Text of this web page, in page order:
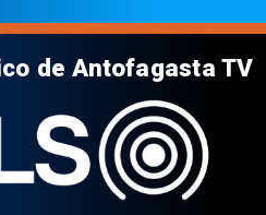
de Antofagasta TV